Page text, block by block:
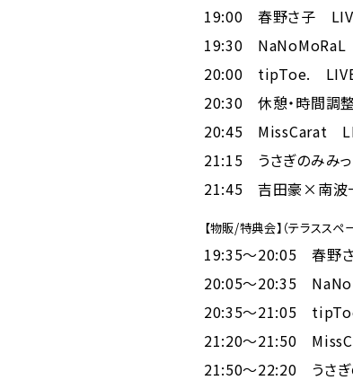
19:00 春野さ子
19:30 NaNoMoRaL
20:00 tipToe.
20:30 休憩・時間調整
20:45 MissCarat
21:15 うさぎのみみっ
21:45 吉田豪×南波
【物販/特典会】（テラススペ
19:35～20:05 春野
20:05～20:35
20:35～21:05
21:20～21:50
21:50～22:20 うさぎ